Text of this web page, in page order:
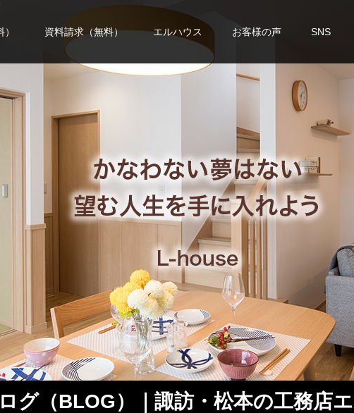
資料請求（無料） エルハウス お客様の声 SNS
グ（BLOG）｜諏訪・松本の工務店